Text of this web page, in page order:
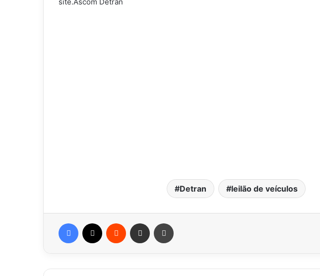
Detran leilão de veículos
Facebook Reddit Compartilhar via e-mail